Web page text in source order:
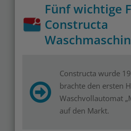
Fünf wichtige
Constructa
Constructa wurde
brachte den ersten
Waschvollautomat
auf den Markt.